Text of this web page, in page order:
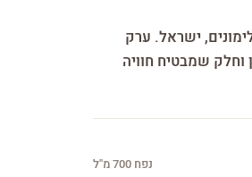
ישראל. ערק
וחלק שמבטיח חוויה
נפח 700 מ''ל